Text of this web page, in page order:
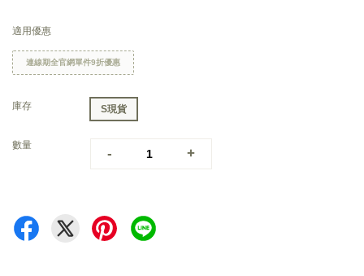
適用優惠
連線期全官網單件9折優惠
庫存 S現貨
數量
- +